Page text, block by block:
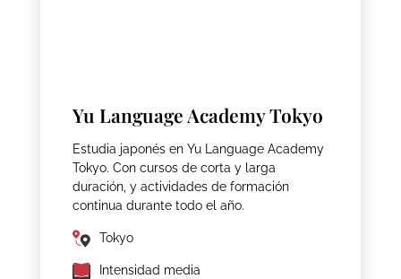
Yu Language Academy Tokyo
Estudia japonés en Yu Language Academy
Tokyo. Con cursos de corta y larga
duración, y actividades de formación
continua durante todo el año.
Tokyo
Intensidad media